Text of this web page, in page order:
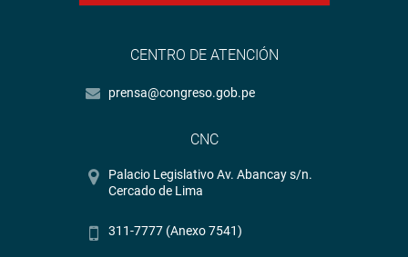
CENTRO DE ATENCIÓN
prensa@congreso.gob.pe
CNC
Palacio Legislativo Av. Abancay s/n.
Cercado de Lima
311-7777 (Anexo 7541)